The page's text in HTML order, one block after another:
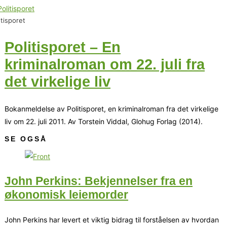
Politisporet – En
kriminalroman om 22. juli fra
det virkelige liv
Bokanmeldelse av Politisporet, en kriminalroman fra det virkelige
liv om 22. juli 2011. Av Torstein Viddal, Glohug Forlag (2014).
SE OGSÅ
John Perkins: Bekjennelser fra en
økonomisk leiemorder
John Perkins har levert et viktig bidrag til forståelsen av hvordan